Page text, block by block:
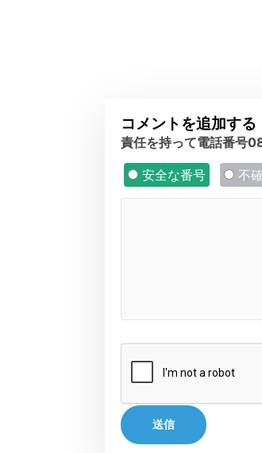
コメントを追加する
責任を持って電話番号
安全な番号 不
送信